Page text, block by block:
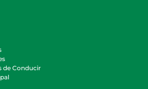
de Conducir